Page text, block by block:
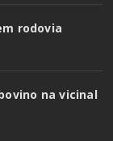
rodovia
na vicinal